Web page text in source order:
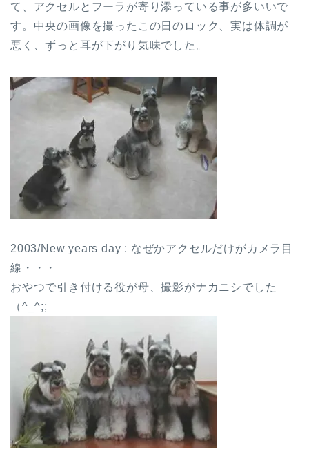
て、アクセルとフーラが寄り添っている事が多いいで
す。中央の画像を撮ったこの日のロック、実は体調が
悪く、ずっと耳が下がり気味でした。
2003/New years day : なぜかアクセルだけがカメラ目
線・・・
おやつで引き付ける役が母、撮影がナカニシでした
（^_^;;